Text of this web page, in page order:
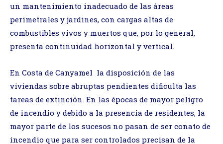
un mantenimiento inadecuado de las áreas
perimetrales y jardines, con cargas altas de
combustibles vivos y muertos que, por lo general,
presenta continuidad horizontal y vertical.
En Costa de Canyamel la disposición de las
viviendas sobre abruptas pendientes dificulta las
tareas de extinción. En las épocas de mayor peligro
de incendio y debido a la presencia de residentes, la
mayor parte de los sucesos no pasan de ser conato de
incendio que para ser controlados precisan de la